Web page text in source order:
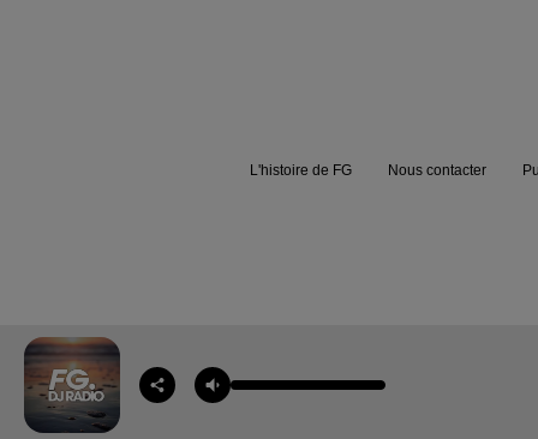
L'histoire de FG Nous contacter